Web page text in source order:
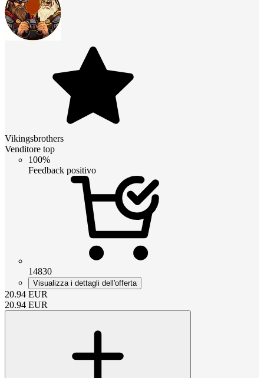
Vikingsbrothers
Venditore top
100%
Feedback positivo
14830
Visualizza i dettagli dell'offerta
20.94 EUR
20.94 EUR